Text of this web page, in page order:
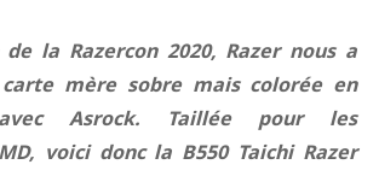
la Razercon 2020, Razer nous a
mère sobre mais colorée en
Asrock. Taillée pour les
voici donc la B550 Taichi Razer